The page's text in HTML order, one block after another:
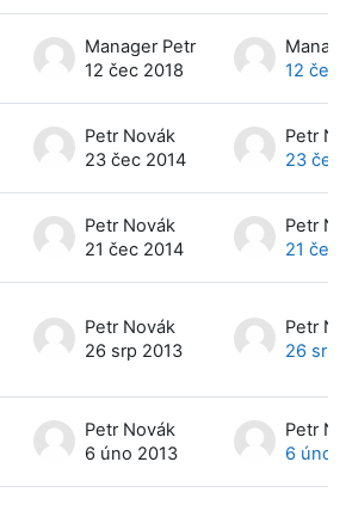
Manager Petr
12 čec 2018
12 čec
Petr Novák
23 čec 2014
Petr
23 čec
Petr Novák
21 čec 2014
Petr
21 čec
Petr Novák
26 srp 2013
Petr
26 srp
Petr Novák
6 úno 2013
Petr
6 úno